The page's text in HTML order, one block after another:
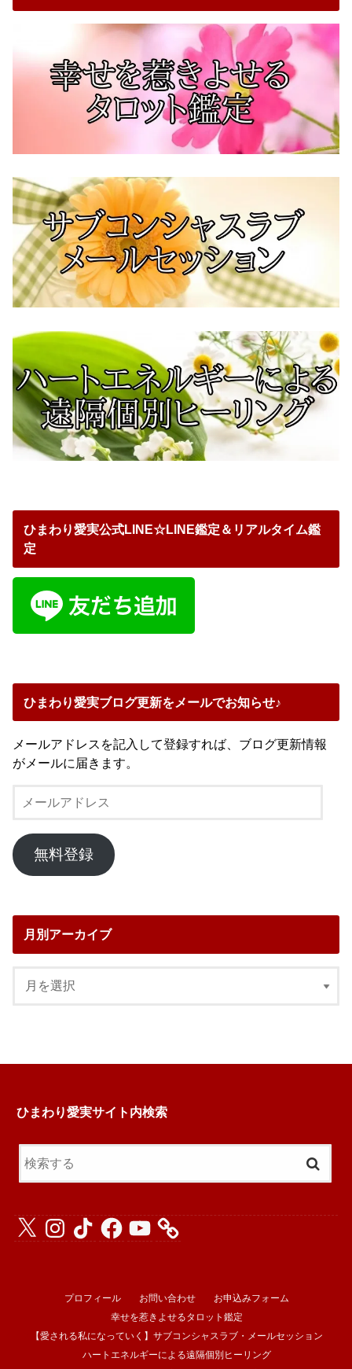
ひまわり愛実公式LINE☆LINE鑑定＆リアルタイム鑑
定
ひまわり愛実ブログ更新をメールでお知らせ♪
メールアドレスを記入して登録すれば、ブログ更新情報
がメールに届きます。
ー
ア
ド
無料登録
月別アーカイブ
ひまわり愛実サイト内検索
X InstagramTikTokFacebookYouTube
プロフィール お問い合わせ
お申込みフォーム
幸せを惹きよせるタロット鑑定
【愛される私になっていく】サブコンシャスラブ・メールセッション
ハートエネルギーによる遠隔個別ヒーリング